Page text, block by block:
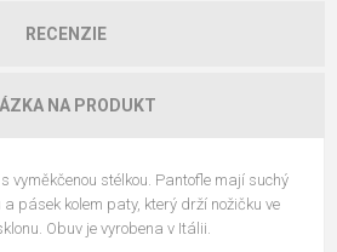
RECENZIE
NA PRODUKT
vyměkčenou stélkou. Pantofle mají suchý
pásek kolem paty, který drží nožičku ve
Obuv je vyrobena v Itálii.